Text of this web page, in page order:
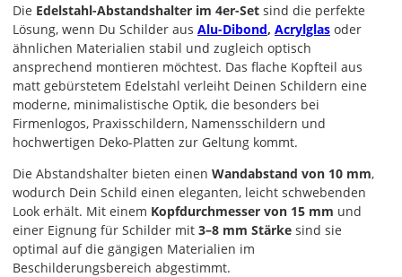
Die Edelstahl-Abstandshalter im 4er-Set sind die perfekte
Lösung, wenn Du Schilder aus Alu-Dibond, Acrylglas oder
ähnlichen Materialien stabil und zugleich optisch
ansprechend montieren möchtest. Das flache Kopfteil aus
matt gebürstetem Edelstahl verleiht Deinen Schildern eine
moderne, minimalistische Optik, die besonders bei
Firmenlogos, Praxisschildern, Namensschildern und
hochwertigen Deko-Platten zur Geltung kommt.
Die Abstandshalter bieten einen Wandabstand von 10 mm,
wodurch Dein Schild einen eleganten, leicht schwebenden
Look erhält. Mit einem Kopfdurchmesser von 15 mm und
einer Eignung für Schilder mit 3–8 mm Stärke sind sie
optimal auf die gängigen Materialien im
Beschilderungsbereich abgestimmt.